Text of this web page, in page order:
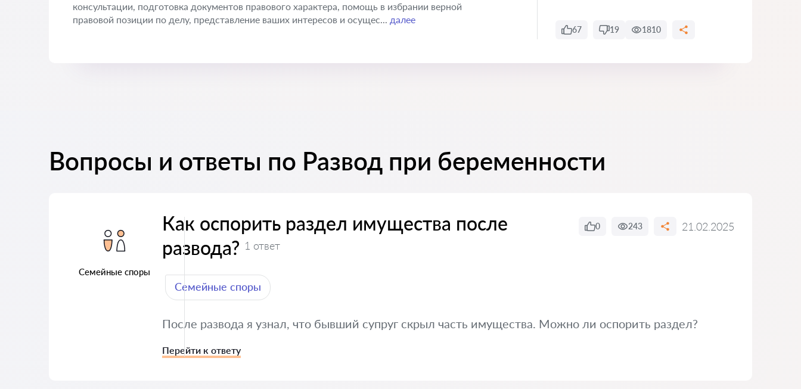
консультации, подготовка документов правового характера, помощь в избрании верной
правовой позиции по делу, представление ваших интересов и осущес... далее
67 19 1810
Вопросы и ответы по Развод при беременности
Семейные споры
Как оспорить раздел имущества после
развода? 1 ответ
0 243 21.02.2025
Семейные споры
После развода я узнал, что бывший супруг скрыл часть имущества. Можно ли оспорить раздел?
Перейти к ответу